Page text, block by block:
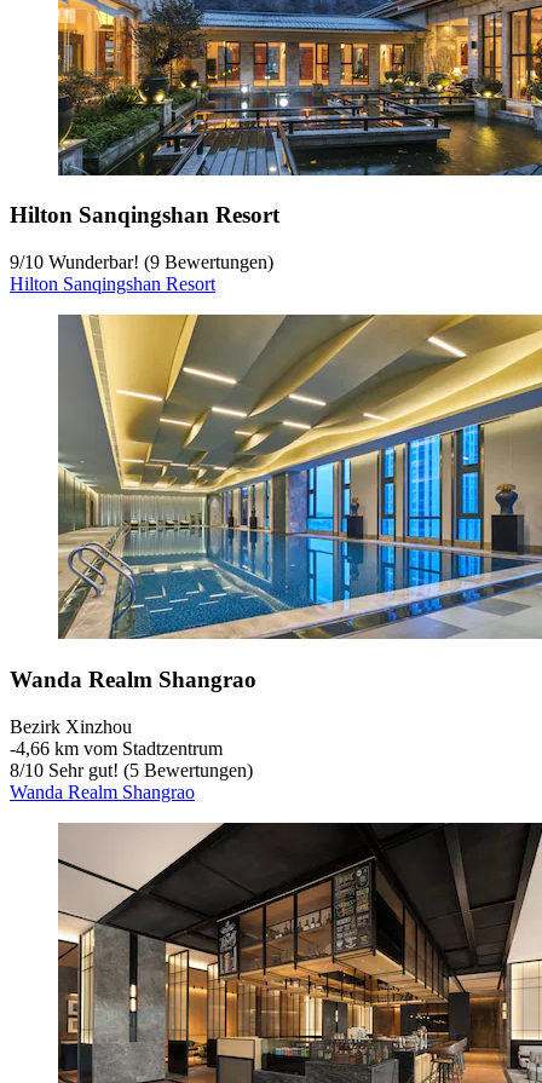
Hilton Sanqingshan Resort
9/10 Wunderbar! (9 Bewertungen)
Hilton Sanqingshan Resort
Wanda Realm Shangrao
Bezirk Xinzhou
‐4,66 km vom Stadtzentrum
8/10 Sehr gut! (5 Bewertungen)
Wanda Realm Shangrao